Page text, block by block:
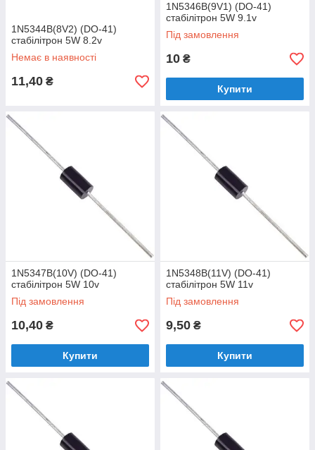
1N5344B(8V2) (DO-41)
стабілітрон 5W 8.2v
Немає в наявності
11,40 ₴
1N5346B(9V1) (DO-41)
стабілітрон 5W 9.1v
Під замовлення
10 ₴
Купити
1N5347B(10V) (DO-41)
стабілітрон 5W 10v
Під замовлення
10,40 ₴
Купити
1N5348B(11V) (DO-41)
стабілітрон 5W 11v
Під замовлення
9,50 ₴
Купити